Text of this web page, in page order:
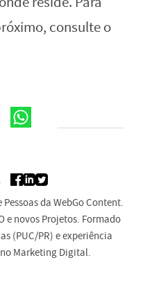
consulte o
da WebGo Content.
e novos Projetos. Formado
(PUC/PR) e experiência
Marketing Digital.